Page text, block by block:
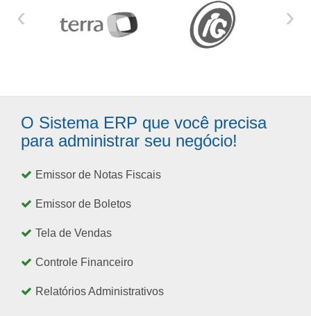
‹ ›
O Sistema ERP que você precisa
para administrar seu negócio!
Emissor de Notas Fiscais
Emissor de Boletos
Tela de Vendas
Controle Financeiro
Relatórios Administrativos